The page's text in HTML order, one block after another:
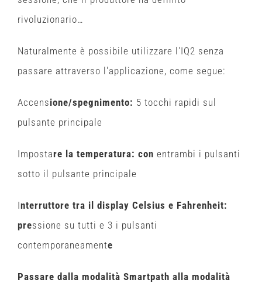
rivoluzionario…
Naturalmente è possibile utilizzare l'IQ2 senza
passare attraverso l'applicazione, come segue:
Accensione/spegnimento: 5 tocchi rapidi sul
pulsante principale
Impostare la temperatura: con entrambi i pulsanti
sotto il pulsante principale
Interruttore tra il display Celsius e Fahrenheit:
pressione su tutti e 3 i pulsanti
contemporaneamente
Passare dalla modalità Smartpath alla modalità